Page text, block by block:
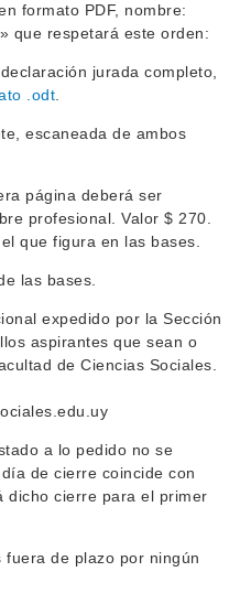
formato PDF, nombre:
que respetará este orden:
jurada completo,
.odt
escaneada de ambos
página deberá ser
profesional. Valor $ 270.
que figura en las bases.
las bases.
expedido por la Sección
aspirantes que sean o
de Ciencias Sociales.
a lo pedido no se
de cierre coincide con
dicho cierre para el primer
de plazo por ningún